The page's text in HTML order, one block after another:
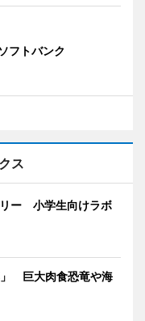
フトバンク
ス
ー 小学生向けラボ
」 巨大肉食恐竜や海